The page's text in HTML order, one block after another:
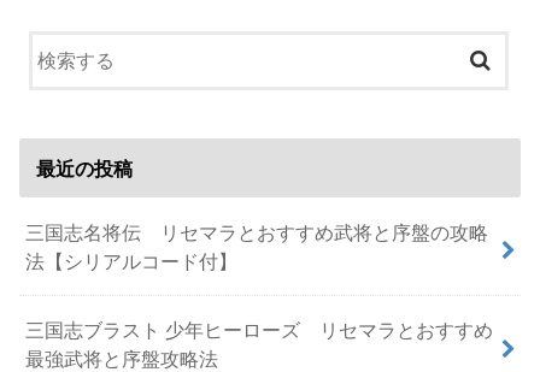
最近の投稿
三国志名将伝 リセマラとおすすめ武将と序盤の攻略
法【シリアルコード付】
三国志ブラスト 少年ヒーローズ リセマラとおすすめ
最強武将と序盤攻略法